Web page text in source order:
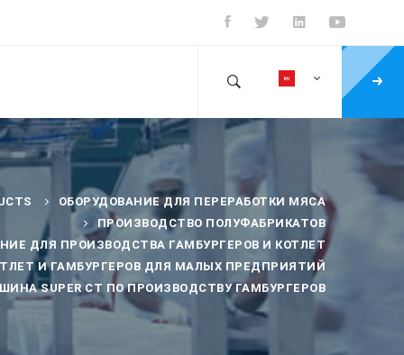
ОБОРУДОВАНИЕ ДЛЯ ПЕРЕРАБОТКИ МЯСА
ПРОИЗВОДСТВО ПОЛУФАБРИКАТОВ
ДЛЯ ПРОИЗВОДСТВА ГАМБУРГЕРОВ И КОТЛЕТ
И ГАМБУРГЕРОВ ДЛЯ МАЛЫХ ПРЕДПРИЯТИЙ
SUPER CT ПО ПРОИЗВОДСТВУ ГАМБУРГЕРОВ